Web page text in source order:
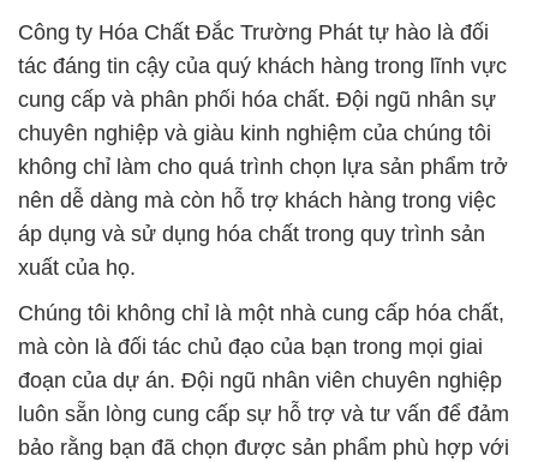
Công ty Hóa Chất Đắc Trường Phát tự hào là đối
tác đáng tin cậy của quý khách hàng trong lĩnh vực
cung cấp và phân phối hóa chất. Đội ngũ nhân sự
chuyên nghiệp và giàu kinh nghiệm của chúng tôi
không chỉ làm cho quá trình chọn lựa sản phẩm trở
nên dễ dàng mà còn hỗ trợ khách hàng trong việc
áp dụng và sử dụng hóa chất trong quy trình sản
xuất của họ.
Chúng tôi không chỉ là một nhà cung cấp hóa chất,
mà còn là đối tác chủ đạo của bạn trong mọi giai
đoạn của dự án. Đội ngũ nhân viên chuyên nghiệp
luôn sẵn lòng cung cấp sự hỗ trợ và tư vấn để đảm
bảo rằng bạn đã chọn được sản phẩm phù hợp với